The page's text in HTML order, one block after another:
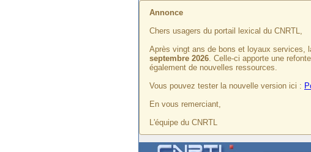
Annonce
Chers usagers du portail lexical du CNRTL,
Après vingt ans de bons et loyaux services,
septembre 2026. Celle-ci apporte une
également de nouvelles ressources.
Vous pouvez tester la nouvelle version ici :
En vous remerciant,
L'équipe du CNRTL